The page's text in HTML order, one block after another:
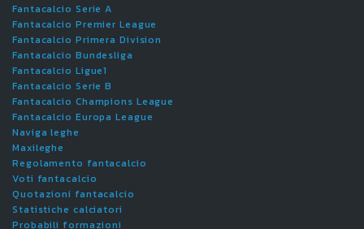
Fantacalcio Serie A
Fantacalcio Premier League
Fantacalcio Primera Division
Fantacalcio Bundesliga
Fantacalcio Ligue1
Fantacalcio Serie B
Fantacalcio Champions League
Fantacalcio Europa League
Naviga leghe
Maxileghe
Regolamento fantacalcio
Voti fantacalcio
Quotazioni fantacalcio
Statistiche calciatori
Probabili formazioni